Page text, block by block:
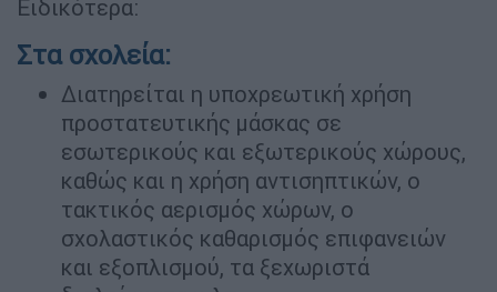
Ειδικότερα:
Στα σχολεία:
Διατηρείται η υποχρεωτική χρήση
προστατευτικής μάσκας σε
εσωτερικούς και εξωτερικούς χώρους,
καθώς και η χρήση αντισηπτικών, ο
τακτικός αερισμός χώρων, ο
σχολαστικός καθαρισμός επιφανειών
και εξοπλισμού, τα ξεχωριστά